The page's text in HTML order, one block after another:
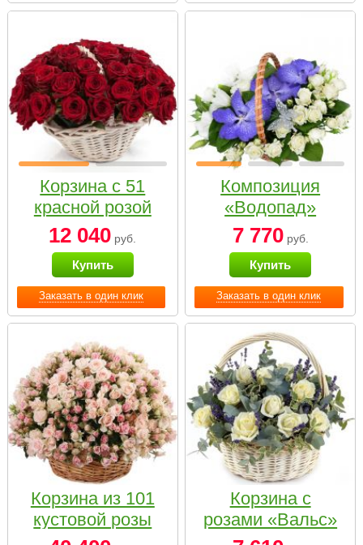
Заказать в один клик
Корзина с 51
красной розой
12 040 руб.
Купить
Заказать в один клик
Композиция
«Водопад»
7 770руб.
Купить
Корзина из 101
кустовой розы
нежных тонов
Корзина с
розами «Вальс»